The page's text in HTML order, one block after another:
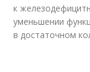
к
уменьшении
в достаточном